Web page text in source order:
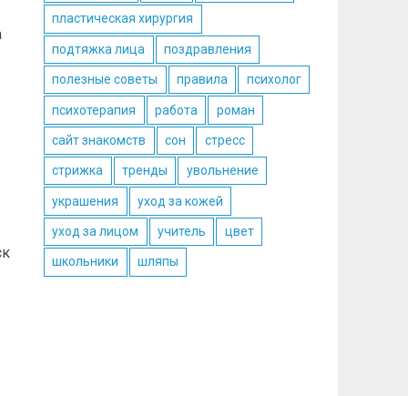
пластическая хирургия
подтяжка лица поздравления
полезные советы правила психолог
психотерапия работа роман
сайт знакомств сон стресс
стрижка тренды увольнение
украшения уход за кожей
уход за лицом учитель цвет
школьники шляпы